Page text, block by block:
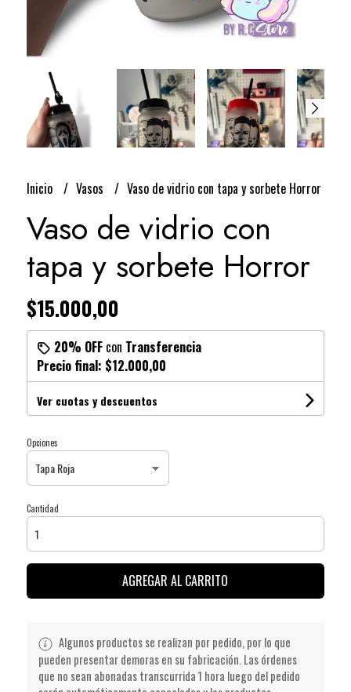
Inicio Vasos Vaso de vidrio con tapa y sorbete Horror
Vaso de vidrio con
tapa y sorbete Horror
$15.000,00
20% OFFcon Transferencia
Precio final: $12.000,00
Ver cuotas y descuentos
Opciones
Cantidad
AGREGAR AL CARRITO
Algunos productos se realizan por pedido, por lo que
pueden presentar demoras en su fabricación. Las órdenes
que no sean abonadas transcurrida 1 hora luego del pedido